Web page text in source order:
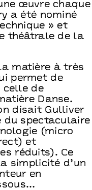
œuvre chaque
a été nominé
» et
théâtrale de la
matière à très
permet de
celle de
Danse.
disait Gulliver
du spectaculaire
(micro
et
réduits). Ce
simplicité d’un
en